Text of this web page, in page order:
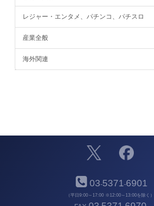
レジャー・エンタメ、パチンコ、パチスロ
産業全般
海外関連
03-5371-6901
（平日9:00～17:00 ※12:00～13:00を除く）